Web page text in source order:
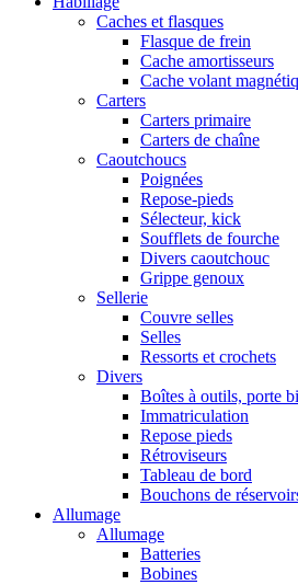
Caches et flasques
Flasque de frein
Cache amortisseurs
Cache volant
Carters
Carters primaire
Carters de chaîne
Caoutchoucs
Poignées
Repose-pieds
Sélecteur, kick
Soufflets de fourche
Divers caoutchouc
Grippe genoux
Sellerie
Couvre selles
Selles
Ressorts et crochets
Divers
Boîtes à outils, porte
Immatriculation
Repose pieds
Rétroviseurs
Tableau de bord
Bouchons de
Allumage
Allumage
Batteries
Bobines